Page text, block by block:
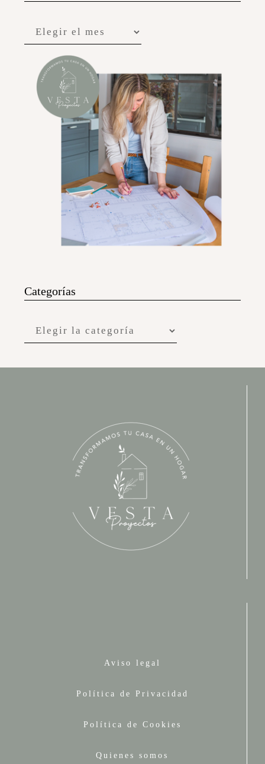
Categorías
Aviso legal
Política de Privacidad
Política de Cookies
Quienes somos